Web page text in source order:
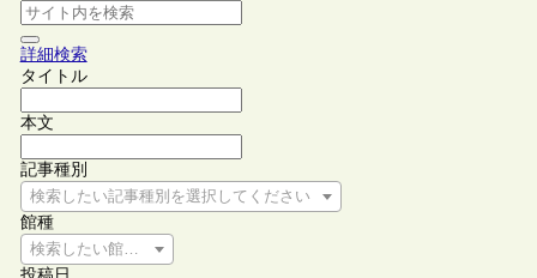
詳細検索
タイトル
本文
記事種別
検索したい記事種別を選択してください
館種
検索したい館種を選択してください